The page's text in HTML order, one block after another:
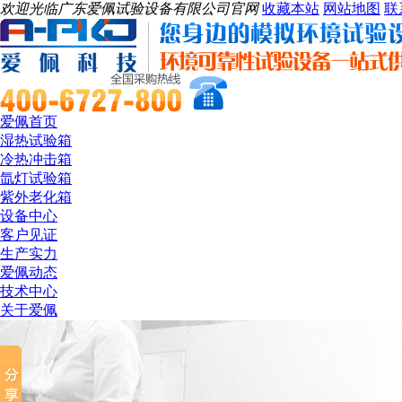
欢迎光临广东爱佩试验设备有限公司官网 收藏本站 网站地图 联
爱佩首页
湿热试验箱
冷热冲击箱
氙灯试验箱
紫外老化箱
设备中心
客户见证
生产实力
爱佩动态
技术中心
关于爱佩